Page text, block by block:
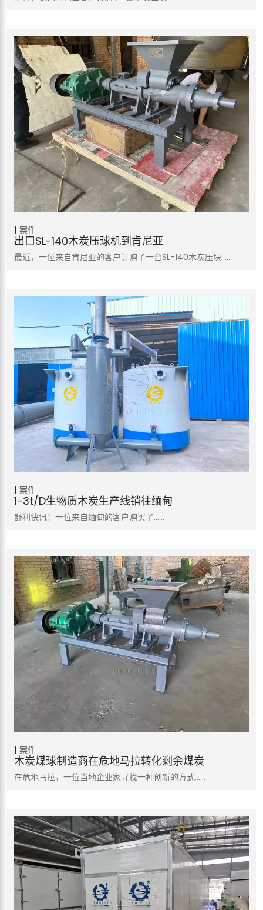
案件
出口SL-140木炭压球机到肯尼亚
最近，一位来自肯尼亚的客户订购了一台SL-140木炭压块……
案件
1-3t/d生物质木炭生产线销往缅甸
舒利快讯！一位来自缅甸的客户购买了……
案件
木炭煤球制造商在危地马拉转化剩余煤炭
在危地马拉，一位当地企业家寻找一种创新的方式……